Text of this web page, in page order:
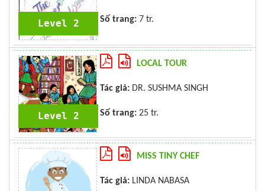
Level 2 Số trang: 7 tr.
Level 2
LOCAL TOUR
Tác giả: DR. SUSHMA SINGH
Số trang: 25 tr.
MISS TINY CHEF
Tác giả: LINDA NABASA